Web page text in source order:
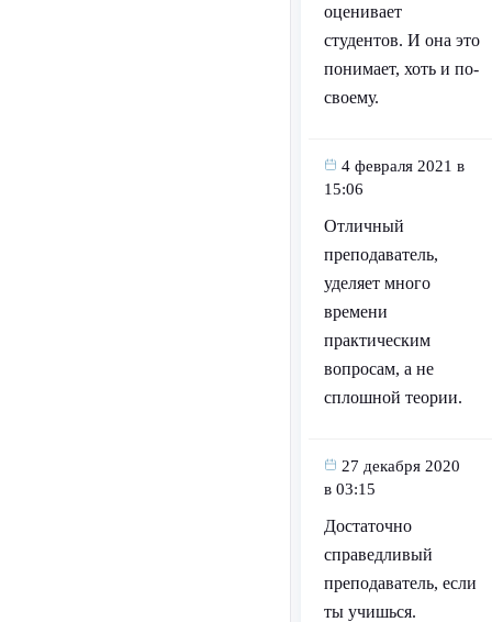
оценивает
студентов. И она это
понимает, хоть и по-
своему.
4 февраля 2021 в
15:06
Отличный
преподаватель,
уделяет много
времени
практическим
вопросам, а не
сплошной теории.
27 декабря 2020
в 03:15
Достаточно
справедливый
преподаватель, если
ты учишься.